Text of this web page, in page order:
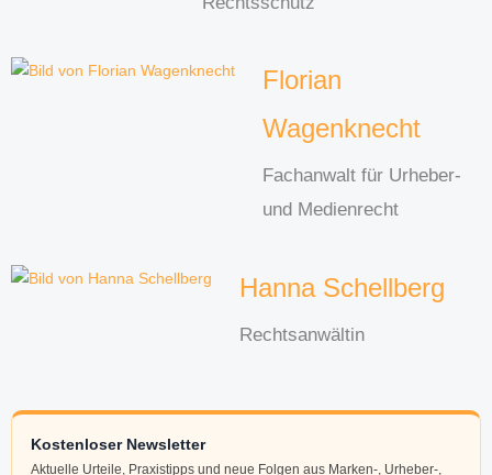
Florian
Wagenknecht
Fachanwalt für Urheber-
und Medienrecht
Hanna Schellberg
Rechtsanwältin
Kostenloser Newsletter
Aktuelle Urteile, Praxistipps und neue Folgen aus Marken-, Urheber-,